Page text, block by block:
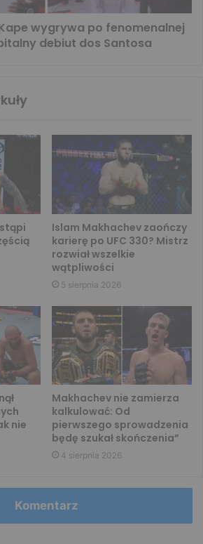
wygrywa po fenomenalnej
debiut dos Santosa
Islam Makhachev zaończy
karierę po UFC 330? Mistrz
rozwiał wszelkie
wątpliwości
5 sierpnia 2026
nie
Makhachev nie zamierza
kalkulować: Od
pierwszego sprowadzenia
będę szukał skończenia”
4 sierpnia 2026
Komentarz